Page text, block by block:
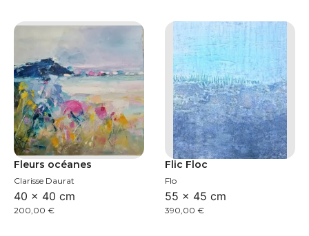
Fleurs océanes
Clarisse Daurat
40 × 40 cm
200,00 €
Flic Floc
Flo
55 × 45 cm
390,00 €